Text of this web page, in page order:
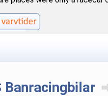
Banracingbilar